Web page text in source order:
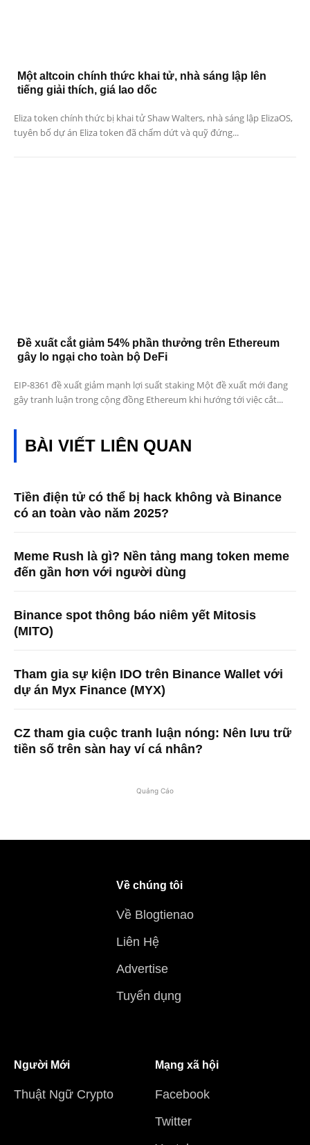
Một altcoin chính thức khai tử, nhà sáng lập lên
tiếng giải thích, giá lao dốc
Eliza token chính thức bị khai tử Shaw Walters, nhà sáng lập ElizaOS,
tuyên bố dự án Eliza token đã chấm dứt và quỹ đứng...
Đề xuất cắt giảm 54% phần thưởng trên Ethereum
gây lo ngại cho toàn bộ DeFi
EIP-8361 đề xuất giảm mạnh lợi suất staking Một đề xuất mới đang
gây tranh luận trong cộng đồng Ethereum khi hướng tới việc cắt...
BÀI VIẾT LIÊN QUAN
Tiền điện tử có thể bị hack không và Binance
có an toàn vào năm 2025?
Meme Rush là gì? Nền tảng mang token meme
đến gần hơn với người dùng
Binance spot thông báo niêm yết Mitosis
(MITO)
Tham gia sự kiện IDO trên Binance Wallet với
dự án Myx Finance (MYX)
CZ tham gia cuộc tranh luận nóng: Nên lưu trữ
tiền số trên sàn hay ví cá nhân?
Quảng Cáo
Về chúng tôi
Về Blogtienao
Liên Hệ
Advertise
Tuyển dụng
Người Mới
Thuật Ngữ Crypto
Mạng xã hội
Facebook
Twitter